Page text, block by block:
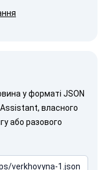
у форматі JSON
власного
або разового